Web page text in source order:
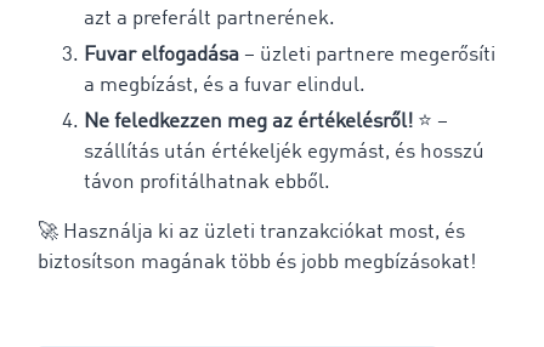
azt a preferált partnerének.
Fuvar elfogadása – üzleti partnere megerősíti
a megbízást, és a fuvar elindul.
Ne feledkezzen meg az értékelésről! ⭐ –
szállítás után értékeljék egymást, és hosszú
távon profitálhatnak ebből.
🚀 Használja ki az üzleti tranzakciókat most, és
biztosítson magának több és jobb megbízásokat!